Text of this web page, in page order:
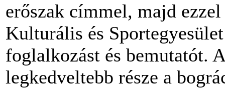
erőszak címmel, majd
Kulturális és
foglalkozást és bemutatót.
legkedveltebb része a